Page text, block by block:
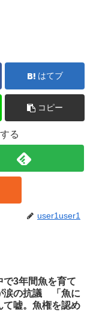
はてブ
コピー
る
user1user1
で3年間魚を育て
涙の抗議 「魚に
て嘘。魚権を認め